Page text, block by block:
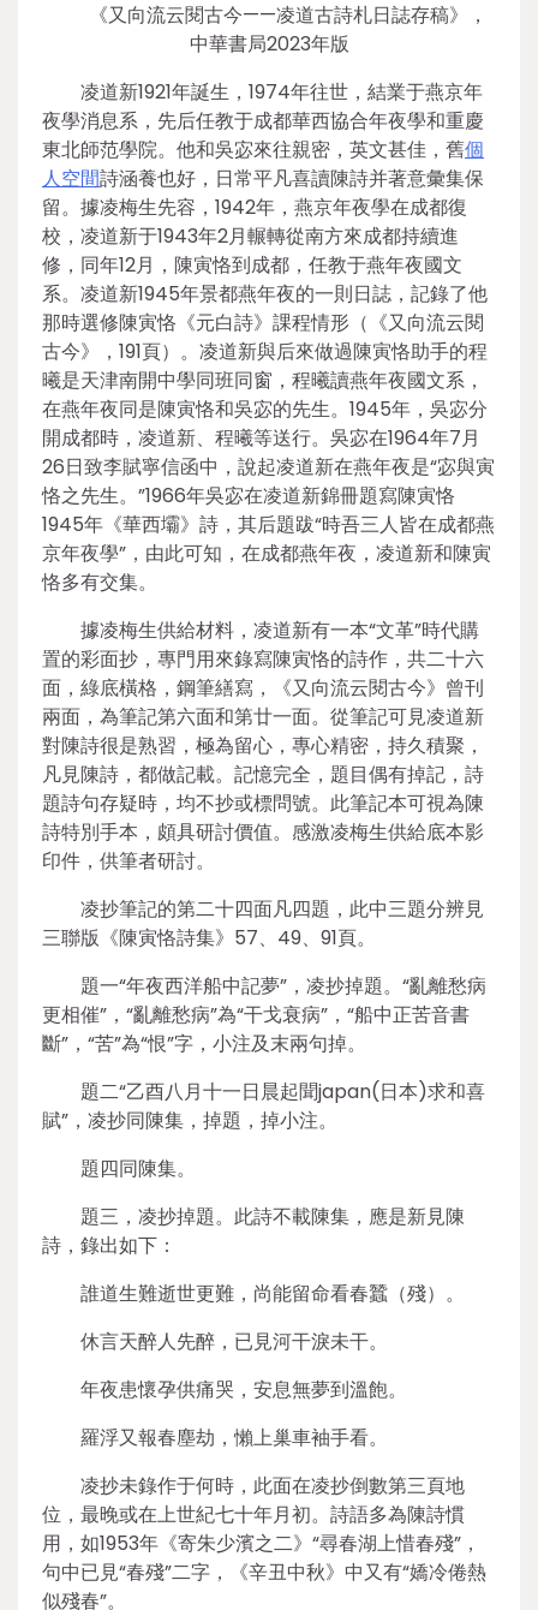
《又向流云閱古今——凌道古詩札日誌存稿》，
中華書局2023年版
凌道新1921年誕生，1974年往世，結業于燕京年
夜學消息系，先后任教于成都華西協合年夜學和重慶
東北師范學院。他和吳宓來往親密，英文甚佳，舊個
人空間詩涵養也好，日常平凡喜讀陳詩并著意彙集保
留。據凌梅生先容，1942年，燕京年夜學在成都復
校，凌道新于1943年2月輾轉從南方來成都持續進
修，同年12月，陳寅恪到成都，任教于燕年夜國文
系。凌道新1945年景都燕年夜的一則日誌，記錄了他
那時選修陳寅恪《元白詩》課程情形（《又向流云閱
古今》，191頁）。凌道新與后來做過陳寅恪助手的程
曦是天津南開中學同班同窗，程曦讀燕年夜國文系，
在燕年夜同是陳寅恪和吳宓的先生。1945年，吳宓分
開成都時，凌道新、程曦等送行。吳宓在1964年7月
26日致李賦寧信函中，說起凌道新在燕年夜是“宓與寅
恪之先生。”1966年吳宓在凌道新錦冊題寫陳寅恪
1945年《華西壩》詩，其后題跋“時吾三人皆在成都燕
京年夜學”，由此可知，在成都燕年夜，凌道新和陳寅
恪多有交集。
據凌梅生供給材料，凌道新有一本“文革”時代購
置的彩面抄，專門用來錄寫陳寅恪的詩作，共二十六
面，綠底橫格，鋼筆繕寫，《又向流云閱古今》曾刊
兩面，為筆記第六面和第廿一面。從筆記可見凌道新
對陳詩很是熟習，極為留心，專心精密，持久積聚，
凡見陳詩，都做記載。記憶完全，題目偶有掉記，詩
題詩句存疑時，均不抄或標問號。此筆記本可視為陳
詩特別手本，頗具研討價值。感激凌梅生供給底本影
印件，供筆者研討。
凌抄筆記的第二十四面凡四題，此中三題分辨見
三聯版《陳寅恪詩集》57、49、91頁。
題一“年夜西洋船中記夢”，凌抄掉題。“亂離愁病
更相催”，“亂離愁病”為“干戈衰病”，“船中正苦音書
斷”，“苦”為“恨”字，小注及末兩句掉。
題二“乙酉八月十一日晨起聞japan(日本)求和喜
賦”，凌抄同陳集，掉題，掉小注。
題四同陳集。
題三，凌抄掉題。此詩不載陳集，應是新見陳
詩，錄出如下：
誰道生難逝世更難，尚能留命看春蠶（殘）。
休言天醉人先醉，已見河干淚未干。
年夜患懷孕供痛哭，安息無夢到溫飽。
羅浮又報春塵劫，懶上巢車袖手看。
凌抄未錄作于何時，此面在凌抄倒數第三頁地
位，最晚或在上世紀七十年月初。詩語多為陳詩慣
用，如1953年《寄朱少濱之二》“尋春湖上惜春殘”，
句中已見“春殘”二字，《辛丑中秋》中又有“嬌冷倦熱
似殘春”。